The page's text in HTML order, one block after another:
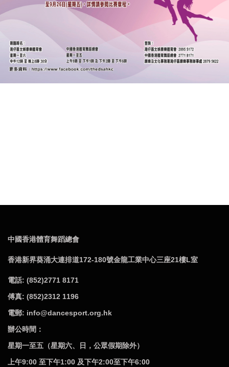
中國香港體育舞蹈總會
香港新界葵涌大連排道172-180號金龍工業中心三座21樓L室
電話: (852)2771 8171
傅真: (852)2312 1196
電郵: info@dancesport.org.hk
辦公時間：
星期一至五（星期六、日，公眾假期除外）
上午9:00 至下午1:00 及下午2:00至下午6:00